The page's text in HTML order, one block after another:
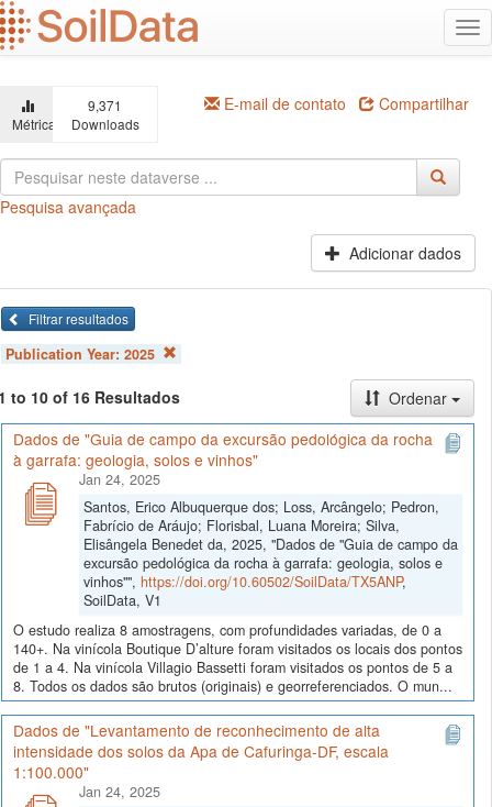
Ir
para
o
principal
Métricas
9,371
Downloads
E-mail de contato Compartilhar
Pesquisa avançada
Adicionar dados
Filtrar resultados
Publication Year: 2025
to 10 of 16 Resultados
Ordenar
Dados de "Guia de campo da excursão pedológica da rocha
à garrafa: geologia, solos e vinhos"
Jan 24, 2025
Santos, Erico Albuquerque dos; Loss, Arcângelo; Pedron,
Fabrício de Aráujo; Florisbal, Luana Moreira; Silva,
Elisângela Benedet da, 2025, "Dados de "Guia de campo da
excursão pedológica da rocha à garrafa: geologia, solos e
vinhos"", https://doi.org/10.60502/SoilData/TX5ANP,
SoilData, V1
O estudo realiza 8 amostragens, com profundidades variadas, de 0 a
140+. Na vinícola Boutique D’alture foram visitados os locais dos pontos
de 1 a 4. Na vinícola Villagio Bassetti foram visitados os pontos de 5 a
8. Todos os dados são brutos (originais) e georreferenciados. O mun...
Dados de "Levantamento de reconhecimento de alta
intensidade dos solos da Apa de Cafuringa-DF, escala
1:100.000"
Jan 24, 2025